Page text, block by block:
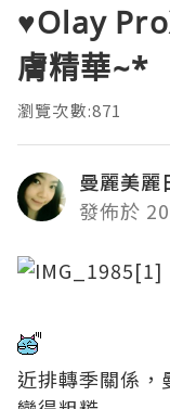
♥Olay
膚精華~*
瀏覽次數:871
曼麗美麗
發佈於
近排轉季關係，